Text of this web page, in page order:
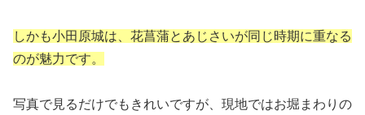
しかも小田原城は、花菖蒲とあじさいが同じ時期に重なる
のが魅力です。
写真で見るだけでもきれいですが、現地ではお堀まわりの